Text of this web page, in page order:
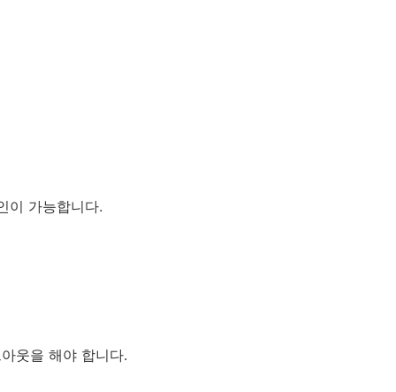
이 가능합니다.
웃을 해야 합니다.